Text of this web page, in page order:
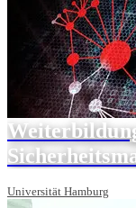
Universität Hamburg